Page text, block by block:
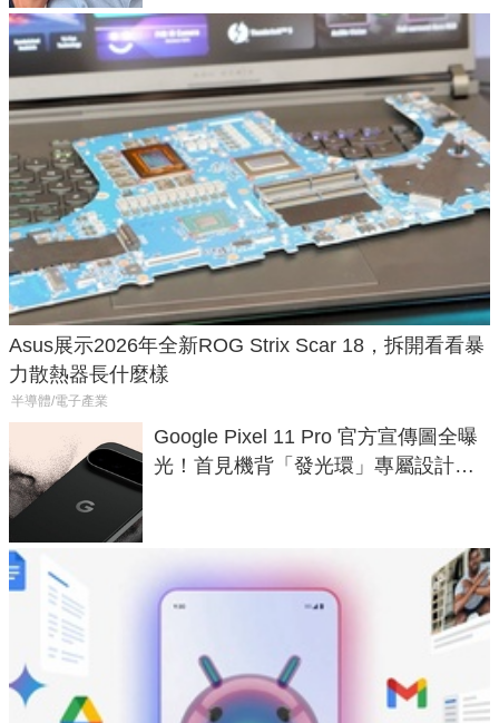
Asus展示2026年全新ROG Strix Scar 18，拆開看看暴
力散熱器長什麼樣
半導體/電子產業
Google Pixel 11 Pro 官方宣傳圖全曝
光！首見機背「發光環」專屬設計、